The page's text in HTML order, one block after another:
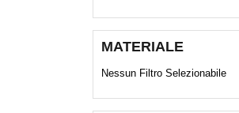
MATERIALE
Nessun Filtro Selezionabile